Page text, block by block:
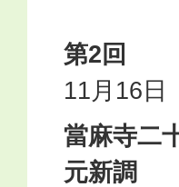
第2回
11月16日
當麻寺二
元新調